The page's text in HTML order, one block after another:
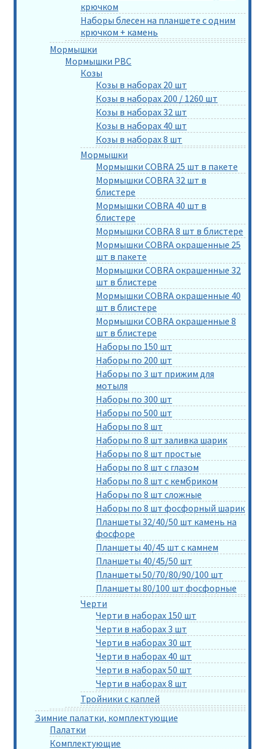
крючком
Наборы блесен на планшете с одним
крючком + камень
Мормышки
Мормышки РВС
Козы
Козы в наборах 20 шт
Козы в наборах 200 / 1260 шт
Козы в наборах 32 шт
Козы в наборах 40 шт
Козы в наборах 8 шт
Мормышки
Мормышки COBRA 25 шт в пакете
Мормышки COBRA 32 шт в
блистере
Мормышки COBRA 40 шт в
блистере
Мормышки COBRA 8 шт в блистере
Мормышки COBRA окрашенные 25
шт в пакете
Мормышки COBRA окрашенные 32
шт в блистере
Мормышки COBRA окрашенные 40
шт в блистере
Мормышки COBRA окрашенные 8
шт в блистере
Наборы по 150 шт
Наборы по 200 шт
Наборы по 3 шт прижим для
мотыля
Наборы по 300 шт
Наборы по 500 шт
Наборы по 8 шт
Наборы по 8 шт заливка шарик
Наборы по 8 шт простые
Наборы по 8 шт с глазом
Наборы по 8 шт с кембриком
Наборы по 8 шт сложные
Наборы по 8 шт фосфорный шарик
Планшеты 32/40/50 шт камень на
фосфоре
Планшеты 40/45 шт с камнем
Планшеты 40/45/50 шт
Планшеты 50/70/80/90/100 шт
Планшеты 80/100 шт фосфорные
Черти
Черти в наборах 150 шт
Черти в наборах 3 шт
Черти в наборах 30 шт
Черти в наборах 40 шт
Черти в наборах 50 шт
Черти в наборах 8 шт
Тройники с каплей
Зимние палатки, комплектующие
Палатки
Комплектующие